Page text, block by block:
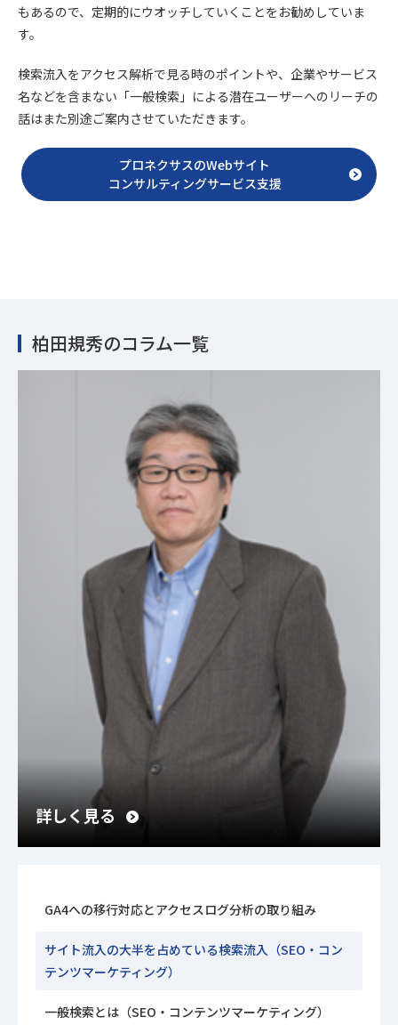
もあるので、定期的にウオッチしていくことをお勧めしていま
す。
検索流入をアクセス解析で見る時のポイントや、企業やサービス
名などを含まない「一般検索」による潜在ユーザーへのリーチの
話はまた別途ご案内させていただきます。
プロネクサスのWebサイト
コンサルティングサービス支援
柏田規秀のコラム一覧
詳しく見る
GA4への移行対応とアクセスログ分析の取り組み
サイト流入の大半を占めている検索流入（SEO・コン
テンツマーケティング）
一般検索とは（SEO・コンテンツマーケティング）